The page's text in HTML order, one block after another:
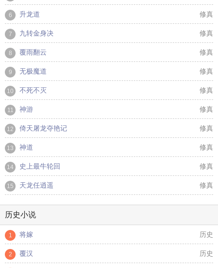
6 升龙道 修真
7 九转金身决 修真
8 覆雨翻云 修真
9 无极魔道 修真
10 不死不灭 修真
11 神游 修真
12 倚天屠龙夺艳记 修真
13 神道 修真
14 史上最牛轮回 修真
15 天龙任逍遥 修真
历史小说
1 将嫁 历史
2 覆汉 历史